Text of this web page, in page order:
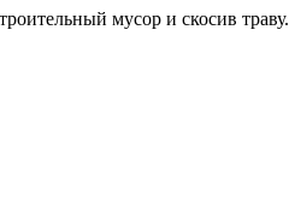
мусор и скосив траву.